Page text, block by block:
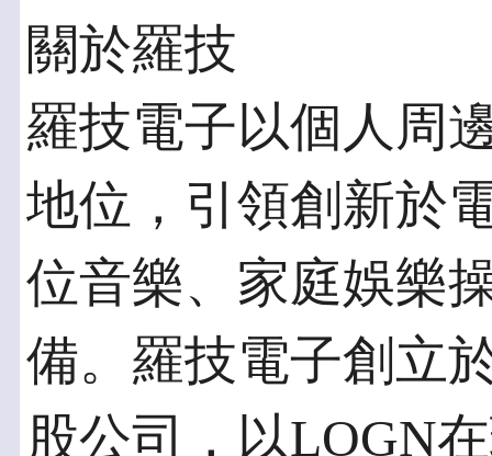
關於羅技
羅技電子以個人周
地位，引領創新於
位音樂、家庭娛樂
備。羅技電子創立
股公司，以LOGN